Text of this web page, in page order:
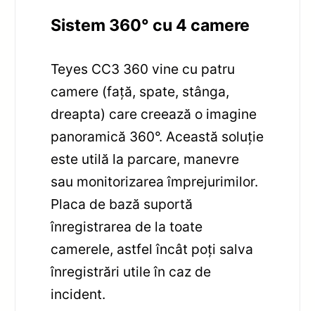
Sistem 360° cu 4 camere
Teyes CC3 360 vine cu patru
camere (față, spate, stânga,
dreapta) care creează o imagine
panoramică 360°. Această soluție
este utilă la parcare, manevre
sau monitorizarea împrejurimilor.
Placa de bază suportă
înregistrarea de la toate
camerele, astfel încât poți salva
înregistrări utile în caz de
incident.